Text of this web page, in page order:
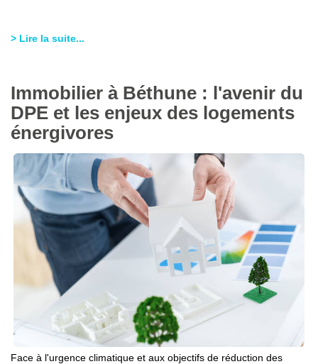
> Lire la suite...
Immobilier à Béthune : l'avenir du
DPE et les enjeux des logements
énergivores
Face à l'urgence climatique et aux objectifs de réduction des